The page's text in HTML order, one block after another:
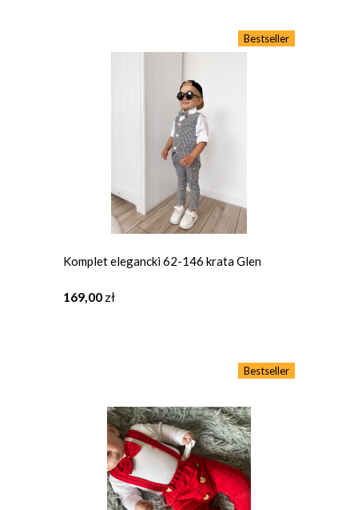
Bestseller
Komplet elegancki 62-146 krata Glen
169,00 zł
Bestseller